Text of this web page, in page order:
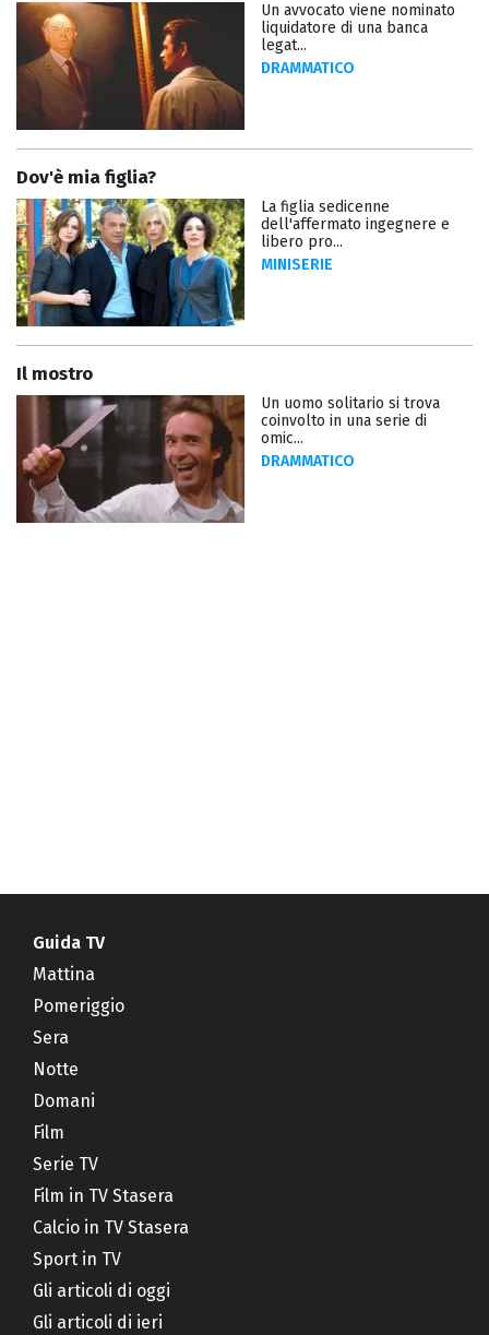
Un avvocato viene nominato
liquidatore di una banca
legat...
DRAMMATICO
Dov'è mia figlia?
La figlia sedicenne
dell'affermato ingegnere e
libero pro...
MINISERIE
Il mostro
Un uomo solitario si trova
coinvolto in una serie di
omic...
DRAMMATICO
Guida TV
Mattina
Pomeriggio
Sera
Notte
Domani
Film
Serie TV
Film in TV Stasera
Calcio in TV Stasera
Sport in TV
Gli articoli di oggi
Gli articoli di ieri